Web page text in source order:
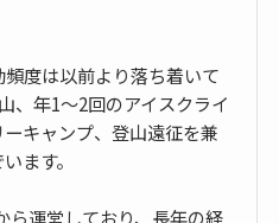
度は以前より落ち着いて
、年1〜2回のアイスクライ
キャンプ、登山遠征を兼
ます。
ら運営しており、長年の経